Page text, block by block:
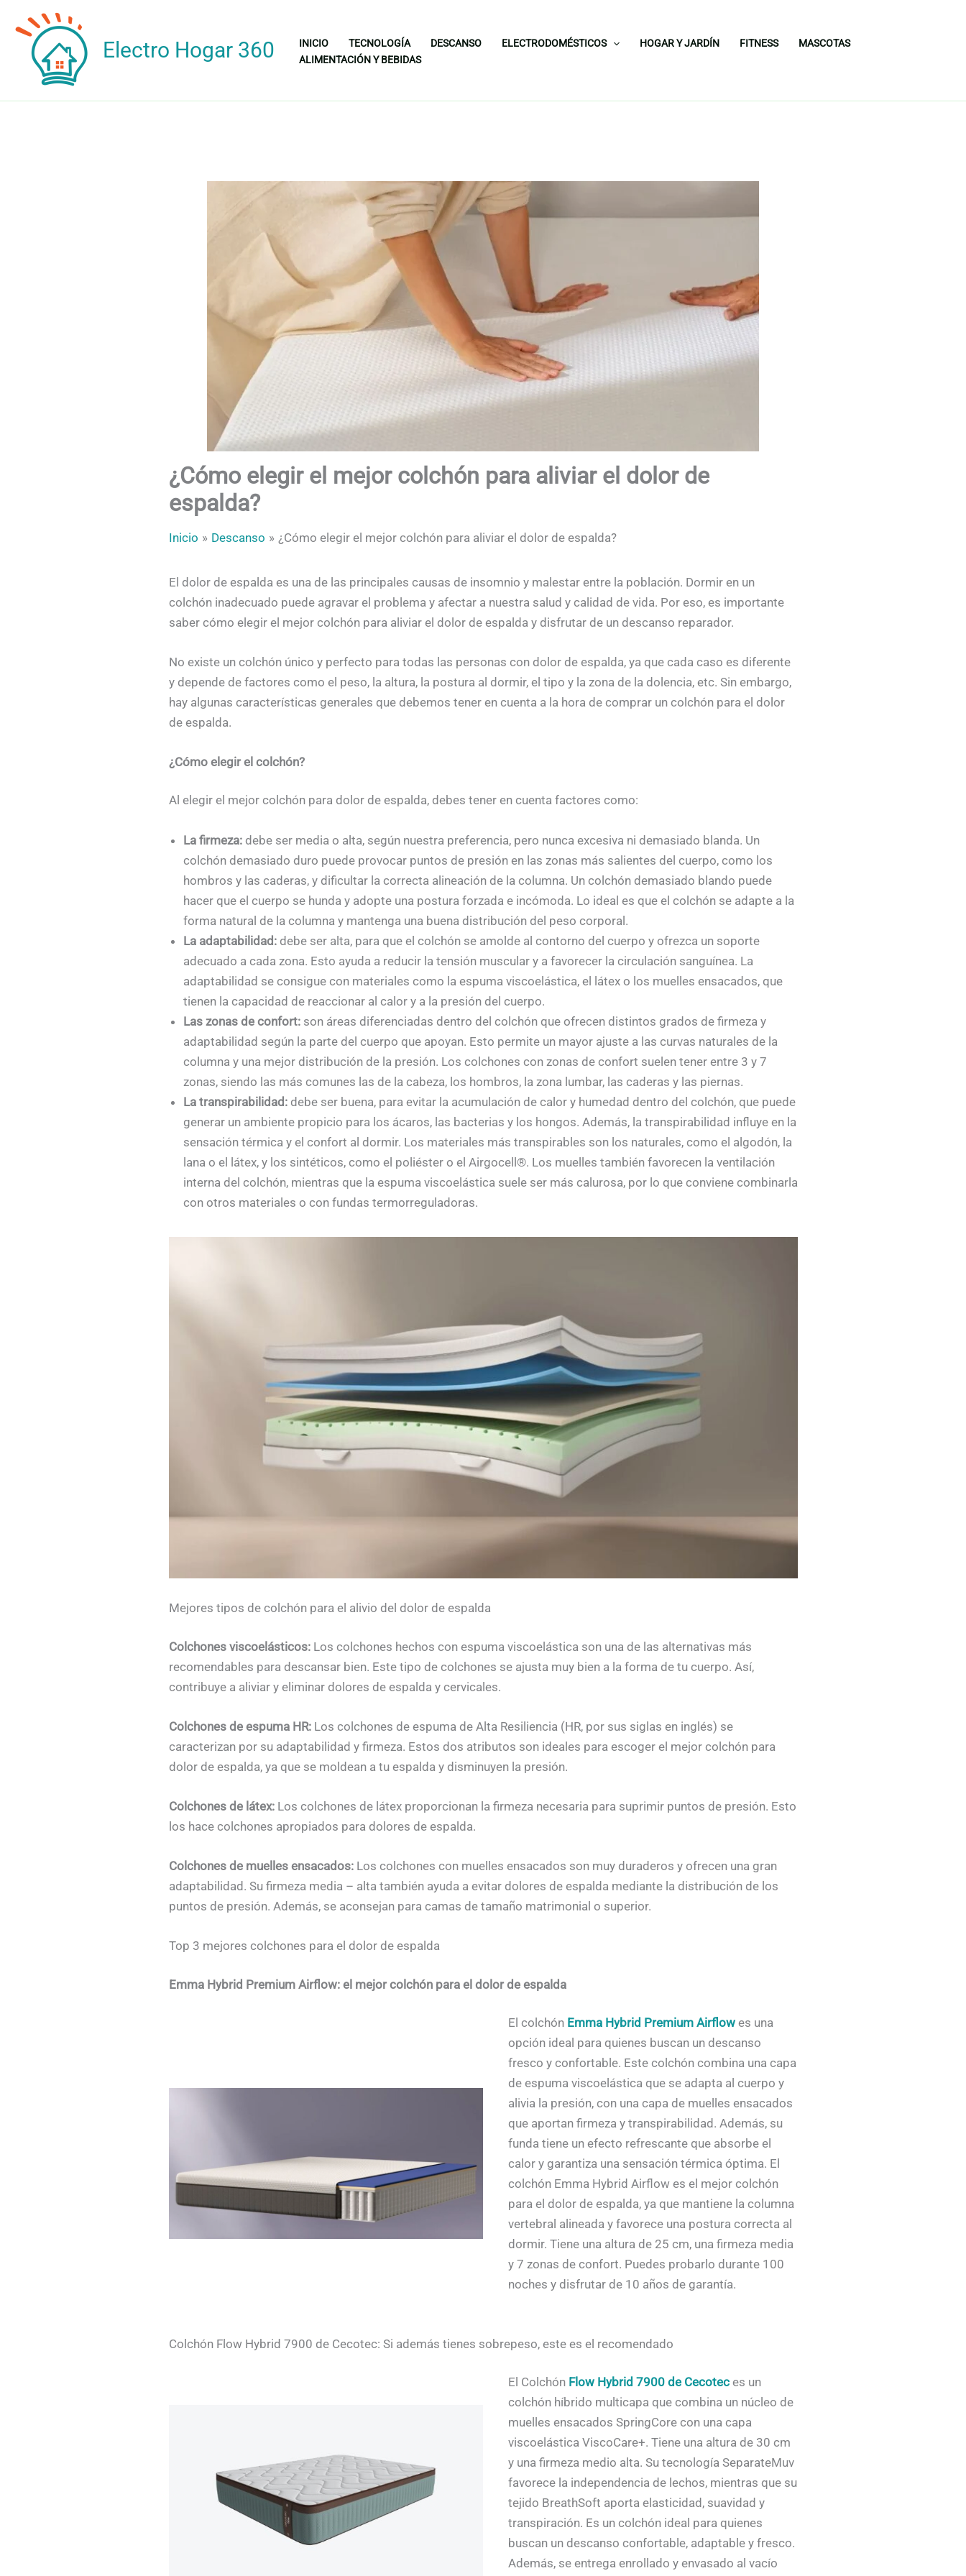
contenido
Electro Hogar 360 INICIO TECNOLOGÍA DESCANSO ELECTRODOMÉSTICOS HOGAR Y JARDÍN FITNESS
MASCOTAS
ALIMENTACIÓN Y BEBIDAS
¿Cómo elegir el mejor colchón para aliviar el dolor de
espalda?
Inicio Descanso ¿Cómo elegir el mejor colchón para aliviar el dolor de espalda?
El dolor de espalda es una de las principales causas de insomnio y malestar entre la población. Dormir en un
colchón inadecuado puede agravar el problema y afectar a nuestra salud y calidad de vida. Por eso, es importante
saber cómo elegir el mejor colchón para aliviar el dolor de espalda y disfrutar de un descanso reparador.
No existe un colchón único y perfecto para todas las personas con dolor de espalda, ya que cada caso es diferente
y depende de factores como el peso, la altura, la postura al dormir, el tipo y la zona de la dolencia, etc. Sin embargo,
hay algunas características generales que debemos tener en cuenta a la hora de comprar un colchón para el dolor
de espalda.
¿Cómo elegir el colchón?
Al elegir el mejor colchón para dolor de espalda, debes tener en cuenta factores como:
La firmeza:debe ser media o alta, según nuestra preferencia, pero nunca excesiva ni demasiado blanda. Un
colchón demasiado duro puede provocar puntos de presión en las zonas más salientes del cuerpo, como los
hombros y las caderas, y dificultar la correcta alineación de la columna. Un colchón demasiado blando puede
hacer que el cuerpo se hunda y adopte una postura forzada e incómoda. Lo ideal es que el colchón se adapte a la
forma natural de la columna y mantenga una buena distribución del peso corporal.
La adaptabilidad: debe ser alta, para que el colchón se amolde al contorno del cuerpo y ofrezca un soporte
adecuado a cada zona. Esto ayuda a reducir la tensión muscular y a favorecer la circulación sanguínea. La
adaptabilidad se consigue con materiales como la espuma viscoelástica, el látex o los muelles ensacados, que
tienen la capacidad de reaccionar al calor y a la presión del cuerpo.
Las zonas de confort:son áreas diferenciadas dentro del colchón que ofrecen distintos grados de firmeza y
adaptabilidad según la parte del cuerpo que apoyan. Esto permite un mayor ajuste a las curvas naturales de la
columna y una mejor distribución de la presión. Los colchones con zonas de confort suelen tener entre 3 y 7
zonas, siendo las más comunes las de la cabeza, los hombros, la zona lumbar, las caderas y las piernas.
La transpirabilidad:debe ser buena, para evitar la acumulación de calor y humedad dentro del colchón, que puede
generar un ambiente propicio para los ácaros, las bacterias y los hongos. Además, la transpirabilidad influye en la
sensación térmica y el confort al dormir. Los materiales más transpirables son los naturales, como el algodón, la
lana o el látex, y los sintéticos, como el poliéster o el Airgocell®. Los muelles también favorecen la ventilación
interna del colchón, mientras que la espuma viscoelástica suele ser más calurosa, por lo que conviene combinarla
con otros materiales o con fundas termorreguladoras.
Mejores tipos de colchón para el alivio del dolor de espalda
Colchones viscoelásticos: Los colchones hechos con espuma viscoelástica son una de las alternativas más
recomendables para descansar bien. Este tipo de colchones se ajusta muy bien a la forma de tu cuerpo. Así,
contribuye a aliviar y eliminar dolores de espalda y cervicales.
Colchones de espuma HR:Los colchones de espuma de Alta Resiliencia (HR, por sus siglas en inglés) se
caracterizan por su adaptabilidad y firmeza. Estos dos atributos son ideales para escoger el mejor colchón para
dolor de espalda, ya que se moldean a tu espalda y disminuyen la presión.
Colchones de látex: Los colchones de látex proporcionan la firmeza necesaria para suprimir puntos de presión. Esto
los hace colchones apropiados para dolores de espalda.
Colchones de muelles ensacados: Los colchones con muelles ensacados son muy duraderos y ofrecen una gran
adaptabilidad. Su firmeza media – alta también ayuda a evitar dolores de espalda mediante la distribución de los
puntos de presión. Además, se aconsejan para camas de tamaño matrimonial o superior.
Top 3 mejores colchones para el dolor de espalda
Emma Hybrid Premium Airflow: el mejor colchón para el dolor de espalda
El colchón Emma Hybrid Premium Airflow es una
opción ideal para quienes buscan un descanso
fresco y confortable. Este colchón combina una capa
de espuma viscoelástica que se adapta al cuerpo y
alivia la presión, con una capa de muelles ensacados
que aportan firmeza y transpirabilidad. Además, su
funda tiene un efecto refrescante que absorbe el
calor y garantiza una sensación térmica óptima. El
colchón Emma Hybrid Airflow es el mejor colchón
para el dolor de espalda, ya que mantiene la columna
vertebral alineada y favorece una postura correcta al
dormir. Tiene una altura de 25 cm, una firmeza media
y 7 zonas de confort. Puedes probarlo durante 100
noches y disfrutar de 10 años de garantía.
Colchón Flow Hybrid 7900 de Cecotec: Si además tienes sobrepeso, este es el recomendado
El Colchón Flow Hybrid 7900 de Cecotec es un
colchón híbrido multicapa que combina un núcleo de
muelles ensacados SpringCore con una capa
viscoelástica ViscoCare+. Tiene una altura de 30 cm
y una firmeza medio alta. Su tecnología SeparateMuv
favorece la independencia de lechos, mientras que su
tejido BreathSoft aporta elasticidad, suavidad y
transpiración. Es un colchón ideal para quienes
buscan un descanso confortable, adaptable y fresco.
Además, se entrega enrollado y envasado al vacío